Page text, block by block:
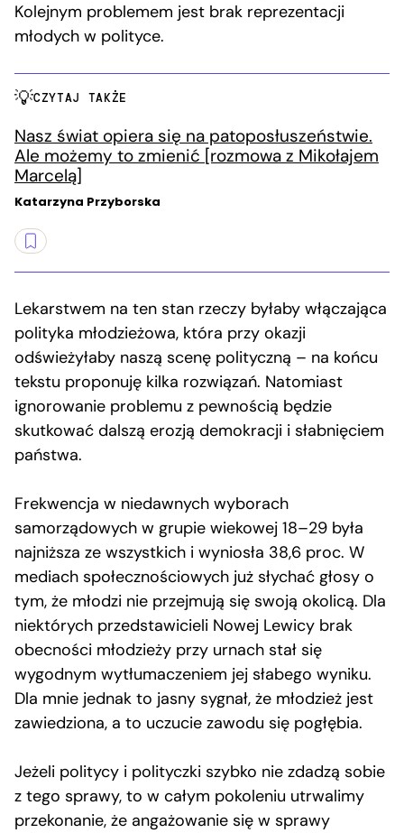
Kolejnym problemem jest brak reprezentacji
młodych w polityce.
CZYTAJ TAKŻE
Nasz świat opiera się na patoposłuszeństwie.
Ale możemy to zmienić [rozmowa z Mikołajem
Marcelą]
Katarzyna Przyborska
Lekarstwem na ten stan rzeczy byłaby włączająca
polityka młodzieżowa, która przy okazji
odświeżyłaby naszą scenę polityczną – na końcu
tekstu proponuję kilka rozwiązań. Natomiast
ignorowanie problemu z pewnością będzie
skutkować dalszą erozją demokracji i słabnięciem
państwa.
Frekwencja w niedawnych wyborach
samorządowych w grupie wiekowej 18–29 była
najniższa ze wszystkich i wyniosła 38,6 proc. W
mediach społecznościowych już słychać głosy o
tym, że młodzi nie przejmują się swoją okolicą. Dla
niektórych przedstawicieli Nowej Lewicy brak
obecności młodzieży przy urnach stał się
wygodnym wytłumaczeniem jej słabego wyniku.
Dla mnie jednak to jasny sygnał, że młodzież jest
zawiedziona, a to uczucie zawodu się pogłębia.
Jeżeli politycy i polityczki szybko nie zdadzą sobie
z tego sprawy, to w całym pokoleniu utrwalimy
przekonanie, że angażowanie się w sprawy